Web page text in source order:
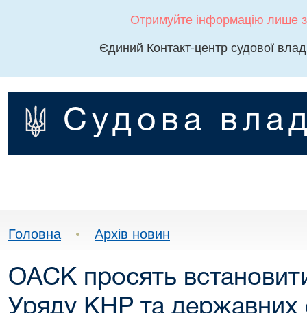
Отримуйте інформацію лише
Єдиний Контакт-центр судової
Судова
Головна • Архів новин
ОАСК просять
Уряду КНР та державних